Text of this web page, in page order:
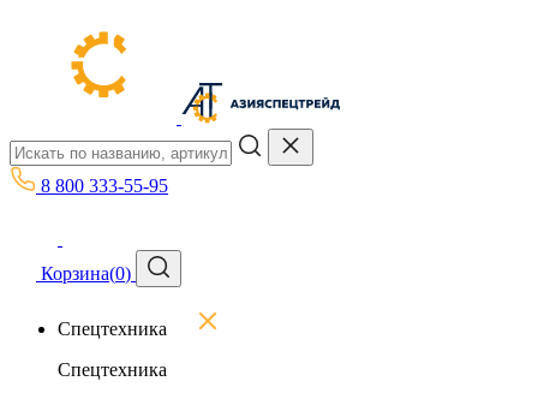
8 800 333-55-95
Корзина(0)
Спецтехника
Спецтехника